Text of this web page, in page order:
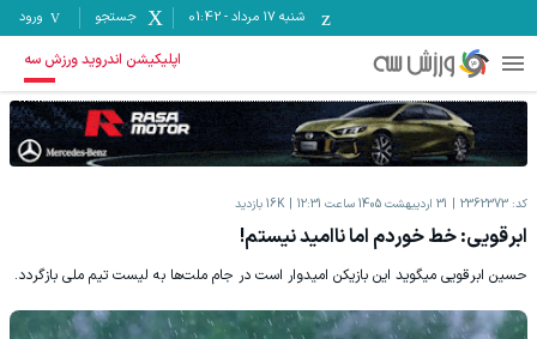
شنبه ۱۷ مرداد -
01:42 جستجو ورود
اپلیکیشن اندروید ورزش سه
کد: 2362373 31 اردیبهشت 1405 ساعت 12:31 16K بازدید
ابرقویی: خط خوردم اما ناامید نیستم!
حسین ابرقویی میگوید این بازیکن امیدوار است در جام ملت‌ها به لیست تیم ملی بازگردد.